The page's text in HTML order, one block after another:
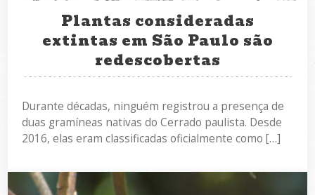
Plantas consideradas
extintas em São Paulo são
redescobertas
Durante décadas, ninguém registrou a presença de
duas gramíneas nativas do Cerrado paulista. Desde
2016, elas eram classificadas oficialmente como […]